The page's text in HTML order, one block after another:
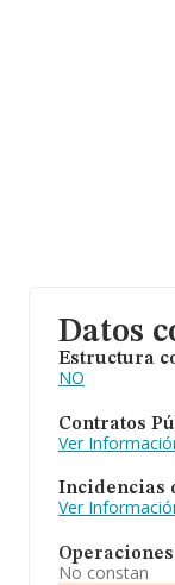
Datos
Estructura
NO
Contratos
Ver
Incidencias
Ver
No constan